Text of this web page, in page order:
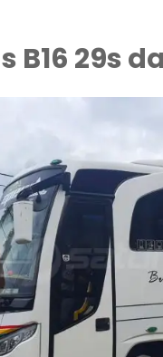
B16 29s